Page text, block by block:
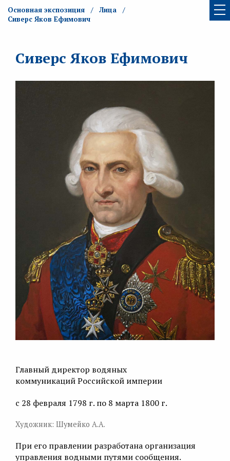
Основная экспозиция
Лица
Сиверс Яков Ефимович
Сиверс Яков Ефимович
Главный директор водяных
коммуникаций Российской империи
с 28 февраля 1798 г. по 8 марта 1800 г.
Художник: Шумейко А.А.
При его правлении разработана организация
управления водными путями сообщения.